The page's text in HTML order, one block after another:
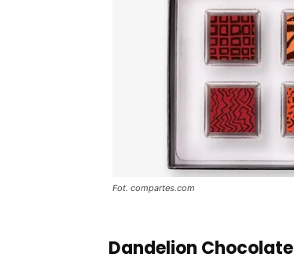
Fot. compartes.com
Dandelion Chocolate